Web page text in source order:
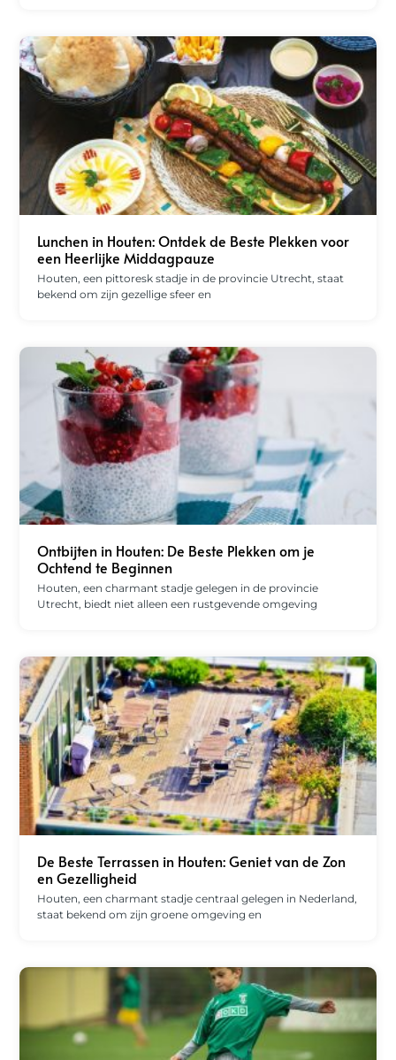
Lunchen in Houten: Ontdek de Beste Plekken voor
een Heerlijke Middagpauze
Houten, een pittoresk stadje in de provincie Utrecht, staat
bekend om zijn gezellige sfeer en
Ontbijten in Houten: De Beste Plekken om je
Ochtend te Beginnen
Houten, een charmant stadje gelegen in de provincie
Utrecht, biedt niet alleen een rustgevende omgeving
De Beste Terrassen in Houten: Geniet van de Zon
en Gezelligheid
Houten, een charmant stadje centraal gelegen in Nederland,
staat bekend om zijn groene omgeving en